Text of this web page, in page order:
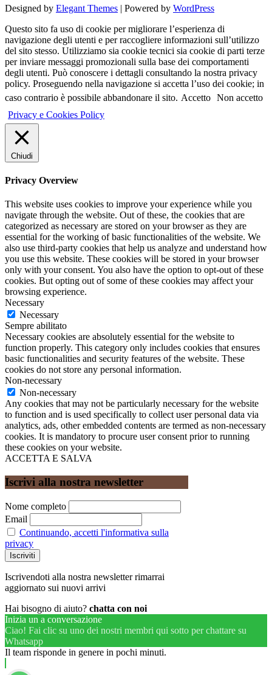
Designed by Elegant Themes | Powered by WordPress
Questo sito fa uso di cookie per migliorare l’esperienza di
navigazione degli utenti e per raccogliere informazioni sull’utilizzo
del sito stesso. Utilizziamo sia cookie tecnici sia cookie di parti terze
per inviare messaggi promozionali sulla base dei comportamenti
degli utenti. Può conoscere i dettagli consultando la nostra privacy
policy. Proseguendo nella navigazione si accetta l’uso dei cookie; in
caso contrario è possibile abbandonare il sito. Accetto Non accetto
Privacy e Cookies Policy
Chiudi
Privacy Overview
This website uses cookies to improve your experience while you
navigate through the website. Out of these, the cookies that are
categorized as necessary are stored on your browser as they are
essential for the working of basic functionalities of the website. We
also use third-party cookies that help us analyze and understand how
you use this website. These cookies will be stored in your browser
only with your consent. You also have the option to opt-out of these
cookies. But opting out of some of these cookies may affect your
browsing experience.
Necessary
Necessary
Sempre abilitato
Necessary cookies are absolutely essential for the website to
function properly. This category only includes cookies that ensures
basic functionalities and security features of the website. These
cookies do not store any personal information.
Non-necessary
Non-necessary
Any cookies that may not be particularly necessary for the website
to function and is used specifically to collect user personal data via
analytics, ads, other embedded contents are termed as non-necessary
cookies. It is mandatory to procure user consent prior to running
these cookies on your website.
ACCETTA E SALVA
Iscrivi alla nostra newsletter
Nome completo
Email
Continuando, accetti l'informativa sulla
privacy
Iscrivendoti alla nostra newsletter rimarrai
aggiornato sui nuovi arrivi
Hai bisogno di aiuto? chatta con noi
Inizia un a conversazione
Ciao! Fai clic su uno dei nostri membri qui sotto per chattare su
Whatsapp
Il team risponde in genere in pochi minuti.